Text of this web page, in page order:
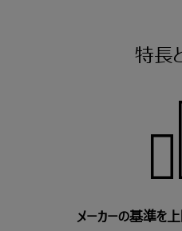
特長
メーカーの基準を